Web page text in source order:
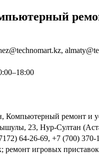
Компьютерный ремонт и
23, Нур-Султан
64-26-69, +7 (700) 370-
ремонт игровых